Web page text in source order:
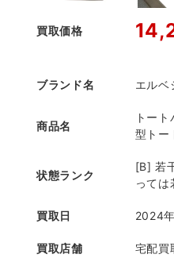
買取価格
ブランド名 エルベ
商品名
トー
型トー
状態ランク
[B] 若
っては
買取日 2024
買取店舗 宅配買